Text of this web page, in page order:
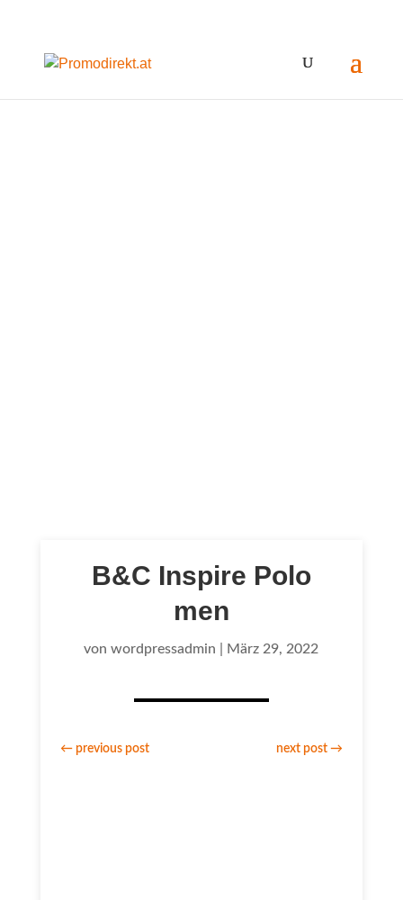
B&C Inspire Polo
men
vonwordpressadmin März 29, 2022
← previous post next post→